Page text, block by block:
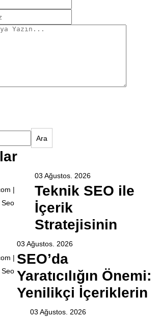
Ara
03 Ağustos. 2026
Teknik SEO ile
İçerik
Stratejisinin
03 Ağustos. 2026
SEO’da
Yaratıcılığın Önemi:
Yenilikçi İçeriklerin
03 Ağustos. 2026